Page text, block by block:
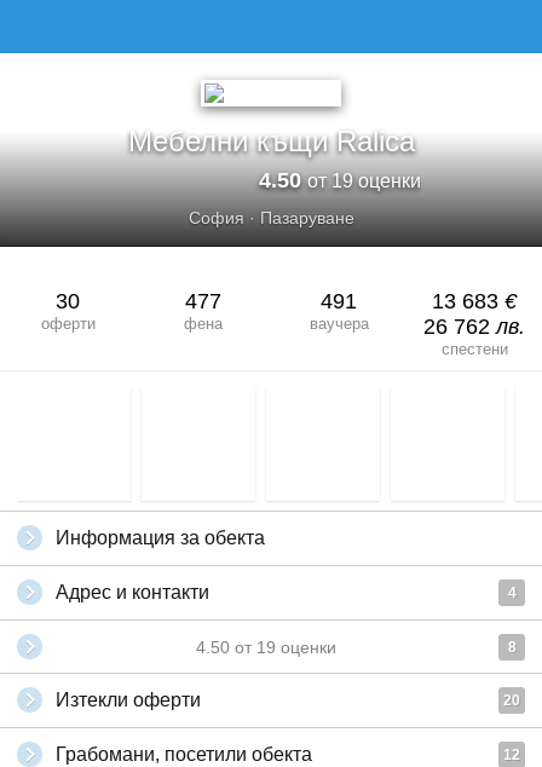
Мебелни къщи Ralica
4.50от 19 оценки
София· Пазаруване
30
оферти
477
фена
491
ваучера
13 683 €
26 762лв.
спестени
Информация за обекта
Адрес и контакти 4
4.50 от 19 оценки 8
Изтекли оферти 20
Грабомани, посетили обекта 12